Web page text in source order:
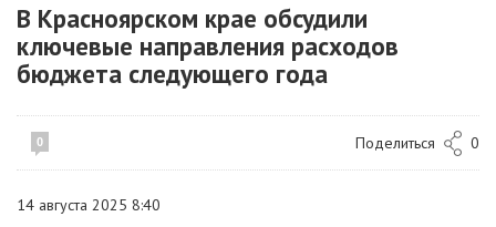
В Красноярском крае обсудили
ключевые направления расходов
бюджета следующего года
0 Поделиться 0
14 августа 2025 8:40